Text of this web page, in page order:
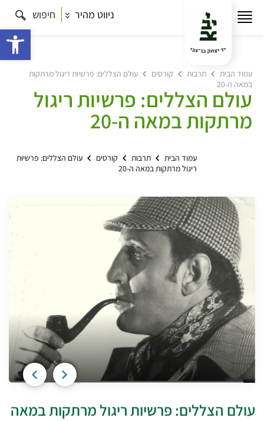
ניווט מהיר חיפוש
עמוד הבית תרבות קורסים
עולם הצללים: פרשיות ריגול מרתקות
במאה ה-20
עולם הצללים: פרשיות ריגול
מרתקות במאה ה-20
עמוד הבית תרבות קורסים
עולם הצללים: פרשיות
ריגול מרתקות במאה ה-20
עולם הצללים: פרשיות ריגול מרתקות במאה